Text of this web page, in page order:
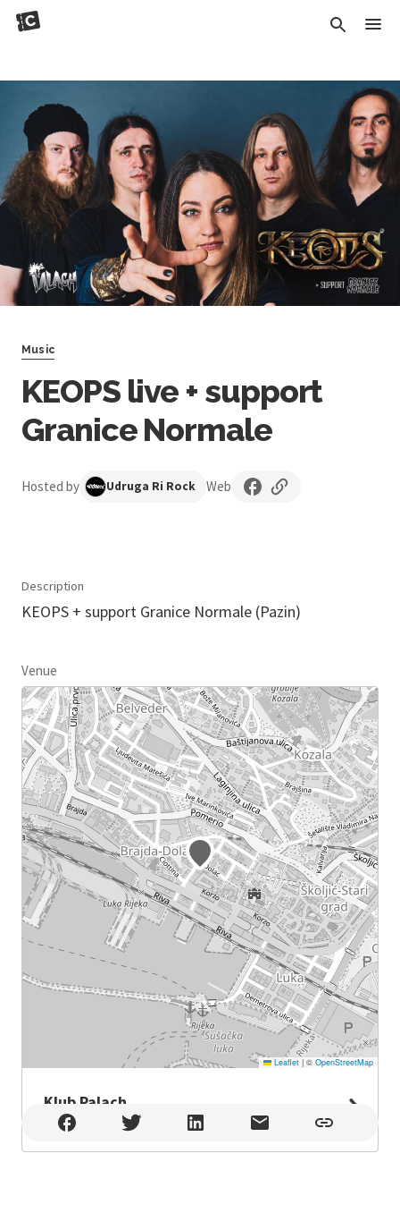
Music
KEOPS live + support
Granice Normale
Hosted by Udruga Ri Rock Web
Description
KEOPS + support Granice Normale (Pazin)
Venue
Leaflet |© OpenStreetMap
Klub Palach
Klub Palach , Rijeka